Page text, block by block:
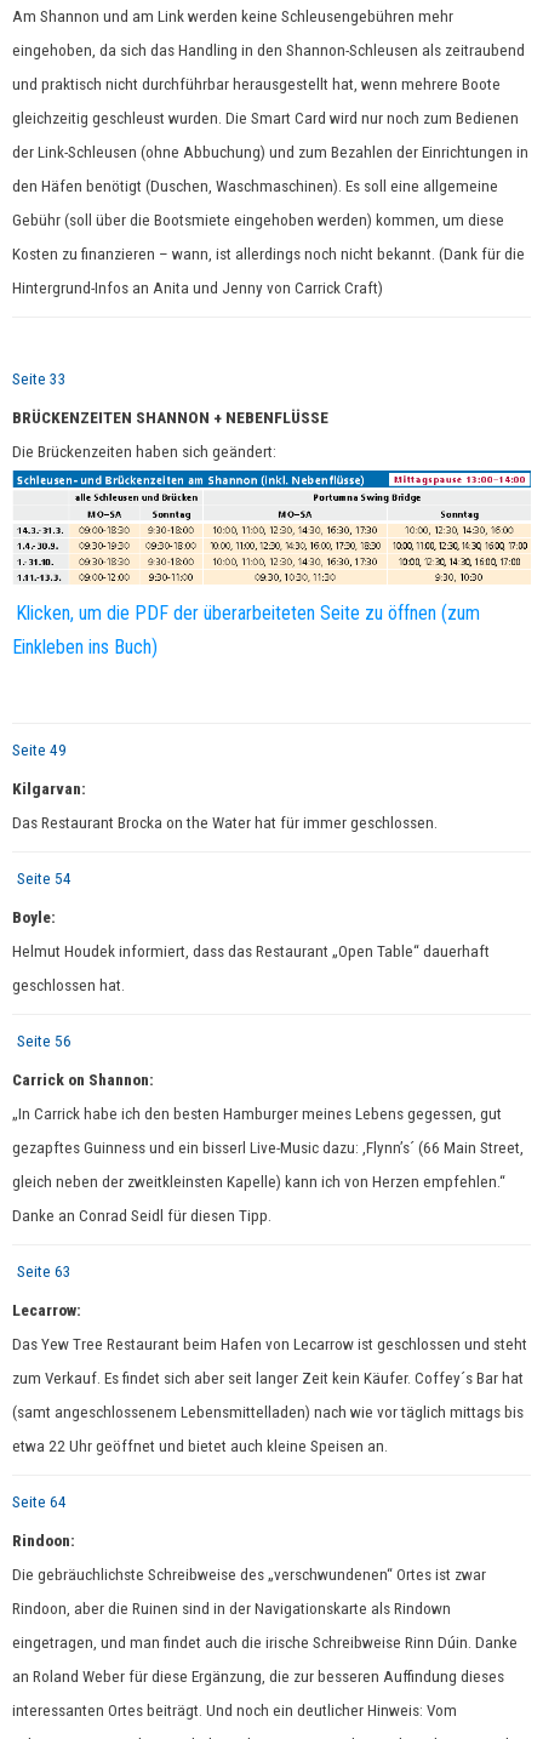
Am Shannon und am Link werden keine Schleusengebühren mehr
eingehoben, da sich das Handling in den Shannon-Schleusen als zeitraubend
und praktisch nicht durchführbar herausgestellt hat, wenn mehrere Boote
gleichzeitig geschleust wurden. Die Smart Card wird nur noch zum Bedienen
der Link-Schleusen (ohne Abbuchung) und zum Bezahlen der Einrichtungen in
den Häfen benötigt (Duschen, Waschmaschinen). Es soll eine allgemeine
Gebühr (soll über die Bootsmiete eingehoben werden) kommen, um diese
Kosten zu finanzieren – wann, ist allerdings noch nicht bekannt. (Dank für die
Hintergrund-Infos an Anita und Jenny von Carrick Craft)
Seite 33
BRÜCKENZEITEN SHANNON + NEBENFLÜSSE
Die Brückenzeiten haben sich geändert:
Klicken, um die PDF der überarbeiteten Seite zu öffnen (zum
Einkleben ins Buch)
Seite 49
Kilgarvan:
Das Restaurant Brocka on the Water hat für immer geschlossen.
Seite 54
Boyle:
Helmut Houdek informiert, dass das Restaurant „Open Table“ dauerhaft
geschlossen hat.
Seite 56
Carrick on Shannon:
„In Carrick habe ich den besten Hamburger meines Lebens gegessen, gut
gezapftes Guinness und ein bisserl Live-Music dazu: ,Flynn’s´ (66 Main Street,
gleich neben der zweitkleinsten Kapelle) kann ich von Herzen empfehlen.“
Danke an Conrad Seidl für diesen Tipp.
Seite 63
Lecarrow:
Das Yew Tree Restaurant beim Hafen von Lecarrow ist geschlossen und steht
zum Verkauf. Es findet sich aber seit langer Zeit kein Käufer. Coffey´s Bar hat
(samt angeschlossenem Lebensmittelladen) nach wie vor täglich mittags bis
etwa 22 Uhr geöffnet und bietet auch kleine Speisen an.
Seite 64
Rindoon:
Die gebräuchlichste Schreibweise des „verschwundenen“ Ortes ist zwar
Rindoon, aber die Ruinen sind in der Navigationskarte als Rindown
eingetragen, und man findet auch die irische Schreibweise Rinn Dúin. Danke
an Roland Weber für diese Ergänzung, die zur besseren Auffindung dieses
interessanten Ortes beiträgt. Und noch ein deutlicher Hinweis: Vom